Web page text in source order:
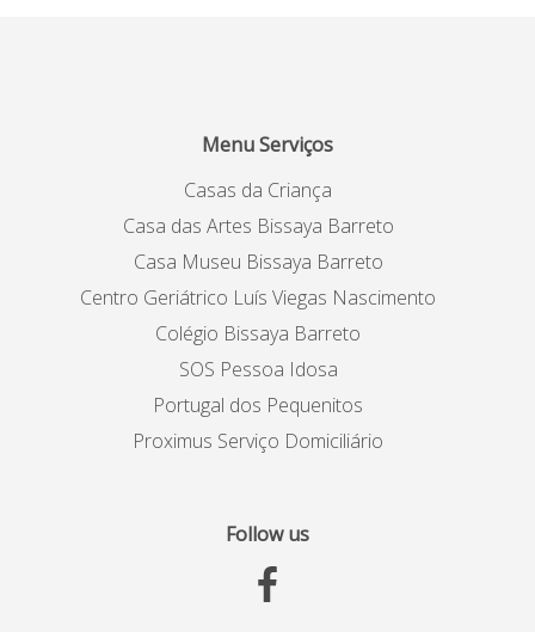
Menu Serviços
Casas da Criança
Casa das Artes Bissaya Barreto
Casa Museu Bissaya Barreto
Centro Geriátrico Luís Viegas Nascimento
Colégio Bissaya Barreto
SOS Pessoa Idosa
Portugal dos Pequenitos
Proximus Serviço Domiciliário
Follow us